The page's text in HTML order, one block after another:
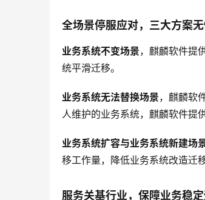
全场景停服应对，三大方案
业务系统不变场景，麒麟软件提
统平滑迁移。
业务系统无法替换场景，麒麟软
人维护的业务系统，麒麟软件提
业务系统扩容与业务系统新建场
移工作量，降低业务系统改造迁
服务关基行业，保障业务稳